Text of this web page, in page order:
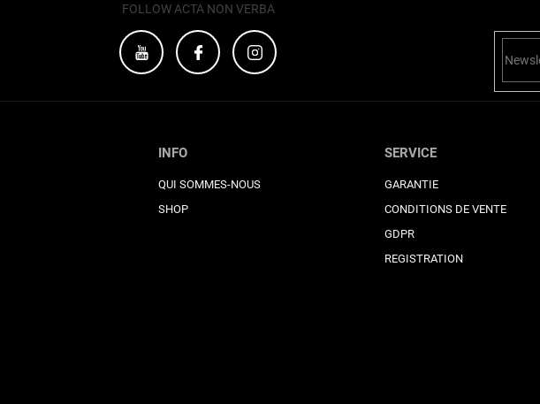
FOLLOW ACTA NON VERBA
INFO
QUI SOMMES-NOUS
SHOP
SERVICE
GARANTIE
CONDITIONS DE VENTE
GDPR
REGISTRATION